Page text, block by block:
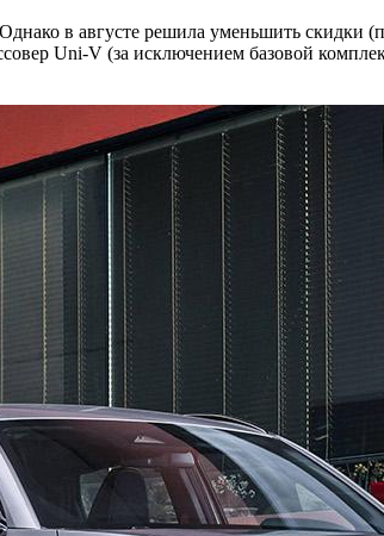
в августе решила уменьшить скидки
Uni-V (за исключением базовой